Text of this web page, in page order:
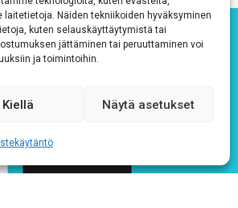
Näiden tekniikoiden hyväksyminen
kuten selauskäyttäytymistä tai
jättäminen tai peruuttaminen voi
ja toimintoihin.
Kiellä Näytä asetukset